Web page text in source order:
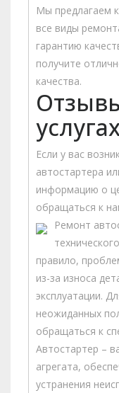
Мы предлагаем
все виды
гарантию
получите
качества.
Если у вас
автостартера
информацию о
обращаться к
Ремонт
правило,
из-за износа
эксплуатации.
неожиданных
обращаться к
Автостартер –
агрегата,
устранения